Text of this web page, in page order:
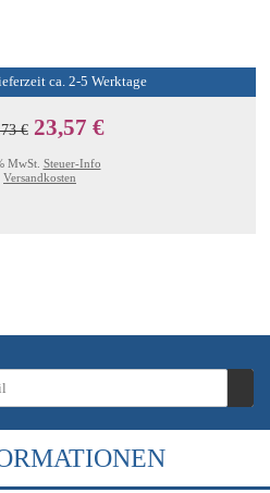
ca. 2-5 Werktage
€ 23,57 €
MwSt. Steuer-Info
Versandkosten